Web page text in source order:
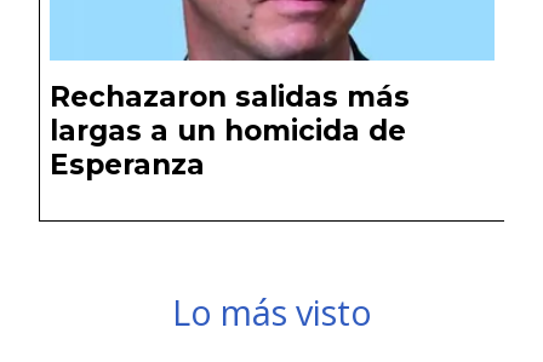
Rechazaron salidas más
largas a un homicida de
Esperanza
Lo más visto